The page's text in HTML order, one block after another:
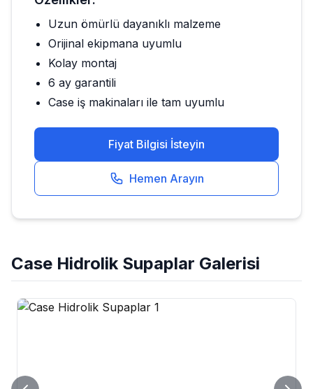
Uzun ömürlü dayanıklı malzeme
Orijinal ekipmana uyumlu
Kolay montaj
6 ay garantili
Case iş makinaları ile tam uyumlu
Fiyat Bilgisi İsteyin
Hemen Arayın
Case Hidrolik Supaplar Galerisi